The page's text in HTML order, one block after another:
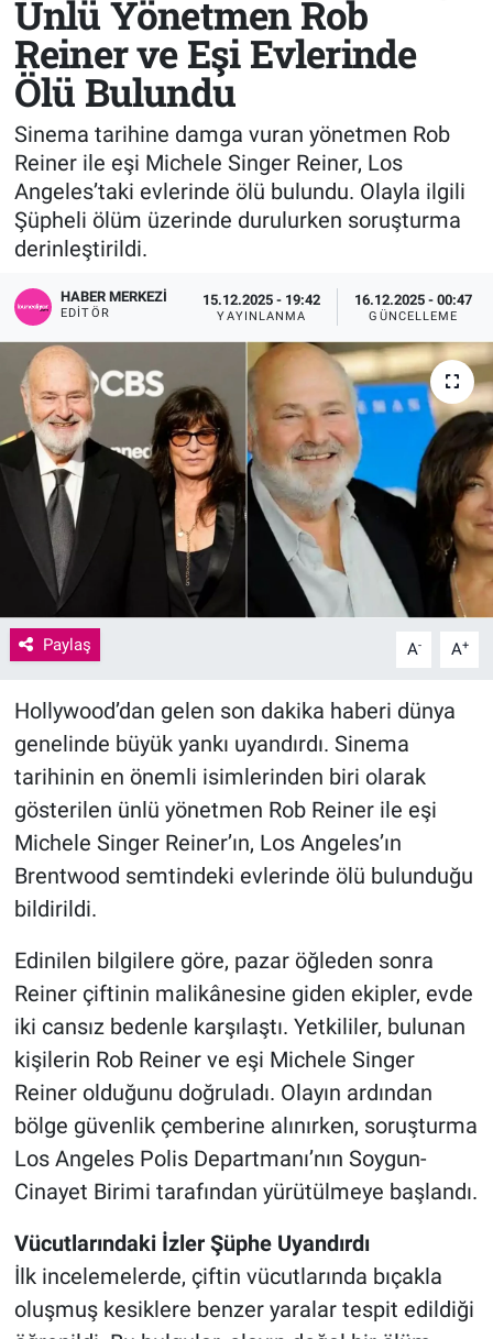
Ünlü Yönetmen Rob
Reiner ve Eşi Evlerinde
Ölü Bulundu
Sinema tarihine damga vuran yönetmen Rob
Reiner ile eşi Michele Singer Reiner, Los
Angeles’taki evlerinde ölü bulundu. Olayla ilgili
Şüpheli ölüm üzerinde durulurken soruşturma
derinleştirildi.
HABER MERKEZI
EDITÖR
15.12.2025 - 19:42
YAYINLANMA
16.12.2025 - 00:47
GÜNCELLEME
Paylaş A- A+
Hollywood’dan gelen son dakika haberi dünya
genelinde büyük yankı uyandırdı. Sinema
tarihinin en önemli isimlerinden biri olarak
gösterilen ünlü yönetmen Rob Reiner ile eşi
Michele Singer Reiner’ın, Los Angeles’ın
Brentwood semtindeki evlerinde ölü bulunduğu
bildirildi.
Edinilen bilgilere göre, pazar öğleden sonra
Reiner çiftinin malikânesine giden ekipler, evde
iki cansız bedenle karşılaştı. Yetkililer, bulunan
kişilerin Rob Reiner ve eşi Michele Singer
Reiner olduğunu doğruladı. Olayın ardından
bölge güvenlik çemberine alınırken, soruşturma
Los Angeles Polis Departmanı’nın Soygun-
Cinayet Birimi tarafından yürütülmeye başlandı.
Vücutlarındaki İzler Şüphe Uyandırdı
İlk incelemelerde, çiftin vücutlarında bıçakla
oluşmuş kesiklere benzer yaralar tespit edildiği
Sağlık
Spor
Teknoloji
Tv Medya
KÜLTÜR SANAT